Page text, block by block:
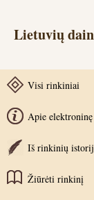
Lietuvių
Visi rinkiniai
Apie
Iš rinkinių
Žiūrėti rinkinį